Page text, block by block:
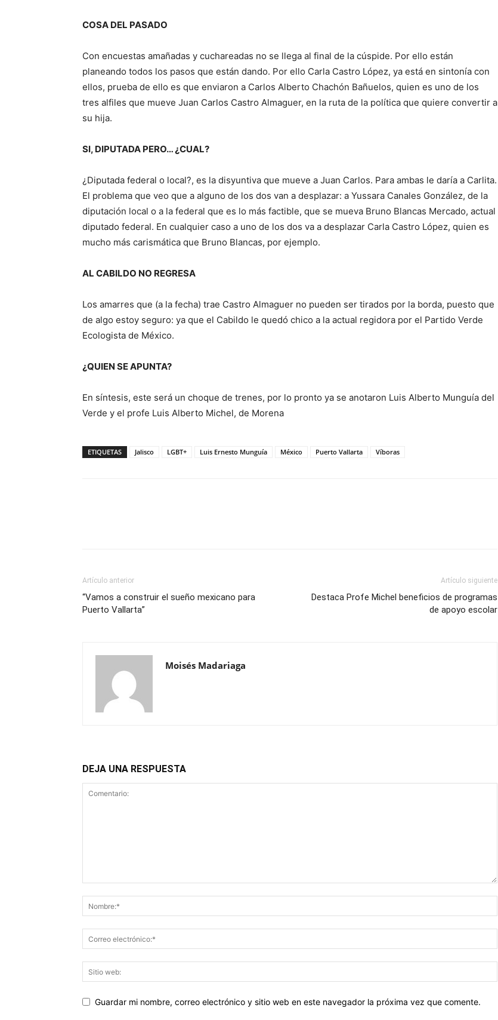
COSA DEL PASADO
Con encuestas amañadas y cuchareadas no se llega al final de la cúspide. Por ello están
planeando todos los pasos que están dando. Por ello Carla Castro López, ya está en sintonía con
ellos, prueba de ello es que enviaron a Carlos Alberto Chachón Bañuelos, quien es uno de los
tres alfiles que mueve Juan Carlos Castro Almaguer, en la ruta de la política que quiere convertir a
su hija.
SI, DIPUTADA PERO… ¿CUAL?
¿Diputada federal o local?, es la disyuntiva que mueve a Juan Carlos. Para ambas le daría a Carlita.
El problema que veo que a alguno de los dos van a desplazar: a Yussara Canales González, de la
diputación local o a la federal que es lo más factible, que se mueva Bruno Blancas Mercado, actual
diputado federal. En cualquier caso a uno de los dos va a desplazar Carla Castro López, quien es
mucho más carismática que Bruno Blancas, por ejemplo.
AL CABILDO NO REGRESA
Los amarres que (a la fecha) trae Castro Almaguer no pueden ser tirados por la borda, puesto que
de algo estoy seguro: ya que el Cabildo le quedó chico a la actual regidora por el Partido Verde
Ecologista de México.
¿QUIEN SE APUNTA?
En síntesis, este será un choque de trenes, por lo pronto ya se anotaron Luis Alberto Munguía del
Verde y el profe Luis Alberto Michel, de Morena
ETIQUETAS Jalisco LGBT+ Luis Ernesto Munguía México Puerto Vallarta Víboras
Artículo anterior
“Vamos a construir el sueño mexicano para
Puerto Vallarta”
Artículo siguiente
Destaca Profe Michel beneficios de programas
de apoyo escolar
Moisés Madariaga
DEJA UNA RESPUESTA
Guardar mi nombre, correo electrónico y sitio web en este navegador la próxima vez que comente.